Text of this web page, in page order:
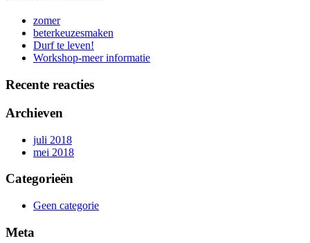
zomer
beterkeuzesmaken
Durf te leven!
Workshop-meer informatie
Recente reacties
Archieven
juli 2018
mei 2018
Categorieën
Geen categorie
Meta